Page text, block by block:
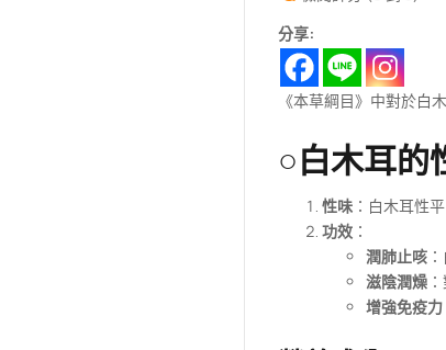
分享:
《本草綱目》中對於白
○白木耳的
性味 ：白木耳性
功效 ：
潤肺止咳
滋陰潤燥
增強免疫力